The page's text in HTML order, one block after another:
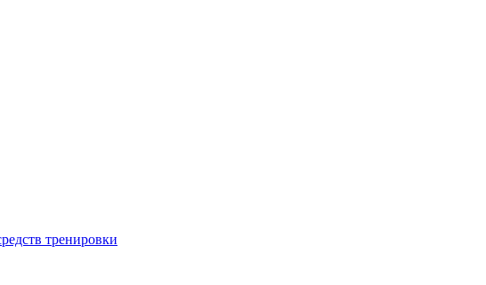
тренировки